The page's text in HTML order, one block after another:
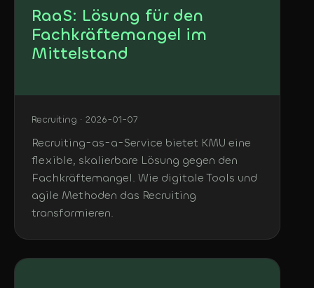
RaaS: Lösung für den
Fachkräftemangel im
Mittelstand
Recruiting · 2026-01-07
Recruiting-as-a-Service bietet KMU eine
flexible, skalierbare Lösung gegen den
Fachkräftemangel. Wie digitale Tools und
agile Methoden das Recruiting
transformieren.